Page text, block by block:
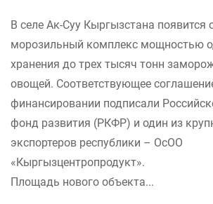
В селе Ак-Суу Кыргызстана появится
морозильный комплекс мощностью
хранения до трех тысяч тонн
овощей. Соответствующее
финансировании подписали
фонд развития (РКФР) и один из
экспортеров республики – ОсОО
«Кыргызцентропродукт».
Площадь нового объекта...